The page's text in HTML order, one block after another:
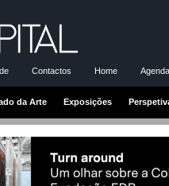
Contactos Home
da Arte Exposições